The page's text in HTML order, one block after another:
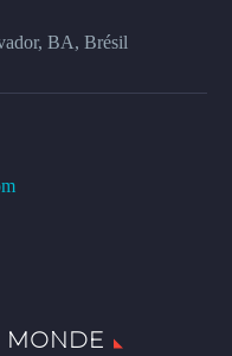
BA, Brésil
MONDE